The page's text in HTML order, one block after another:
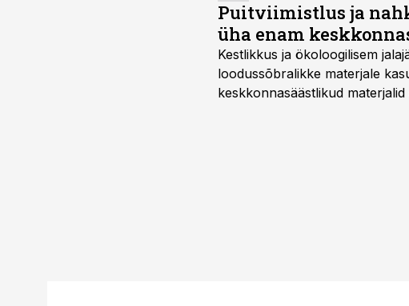
Puitviimistlus ja
üha enam
Kestlikkus ja ökoloogilisem
loodussõbralikke materjale
keskkonnasäästlikud